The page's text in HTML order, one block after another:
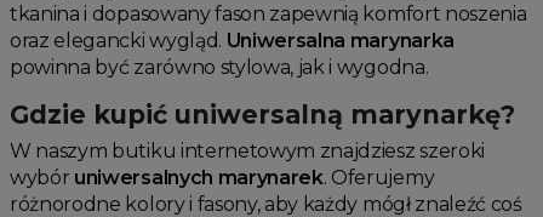
tkanina i dopasowany fason zapewnią komfort noszenia
oraz elegancki wygląd. Uniwersalna marynarka
powinna być zarówno stylowa, jak i wygodna.
Gdzie kupić uniwersalną marynarkę?
W naszym butiku internetowym znajdziesz szeroki
wybór uniwersalnych marynarek. Oferujemy
różnorodne kolory i fasony, aby każdy mógł znaleźć coś